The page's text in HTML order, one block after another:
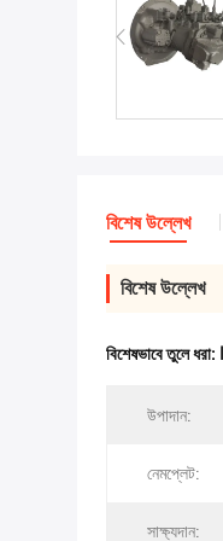
বিশেষ উল্লেখ
বিশেষ উল্লেখ
বিশেষভাবে তুলে ধরা:
উপাদান:
নেমপ্লেট:
সাক্ষ্যদান: